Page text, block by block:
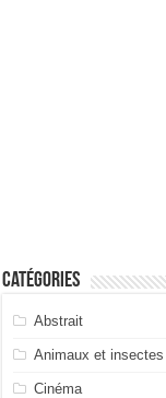
Catégories
Abstrait
Animaux et insectes
Cinéma